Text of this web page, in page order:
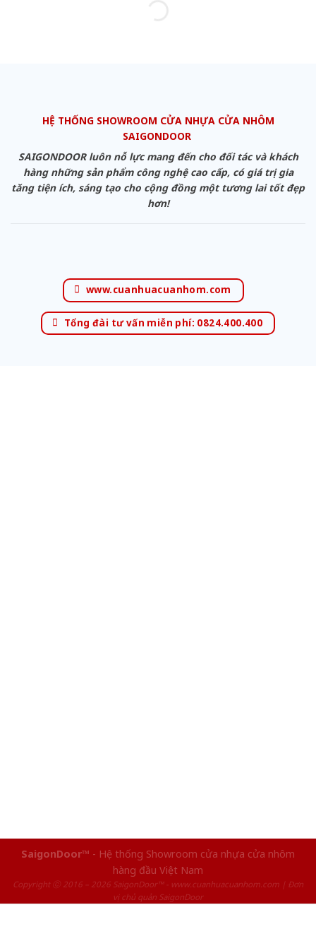
HỆ THỐNG SHOWROOM CỬA NHỰA CỬA NHÔM
SAIGONDOOR
SAIGONDOOR luôn nỗ lực mang đến cho đối tác và khách
hàng những sản phẩm công nghệ cao cấp, có giá trị gia
tăng tiện ích, sáng tạo cho cộng đồng một tương lai tốt đẹp
hơn!
www.cuanhuacuanhom.com
Tổng đài tư vấn miễn phí: 0824.400.400
SaigonDoor™ - Hệ thống Showroom cửa nhựa cửa nhôm
hàng đầu Việt Nam
Copyright ⓒ 2016 – 2026 SaigonDoor™ - www.cuanhuacuanhom.com | Đơn
vị chủ quản SaigonDoor